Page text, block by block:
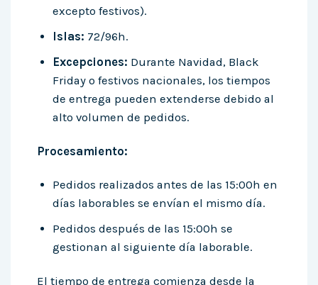
excepto festivos).
Islas: 72/96h.
Excepciones: Durante Navidad, Black
Friday o festivos nacionales, los tiempos
de entrega pueden extenderse debido al
alto volumen de pedidos.
Procesamiento:
Pedidos realizados antes de las 15:00h en
días laborables se envían el mismo día.
Pedidos después de las 15:00h se
gestionan al siguiente día laborable.
El tiempo de entrega comienza desde la